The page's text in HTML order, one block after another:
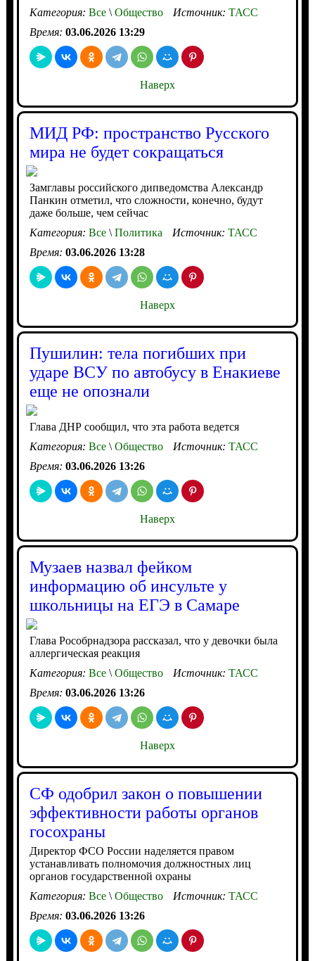
Категория: Все\Общество Источник: ТАСС
Время: 03.06.2026 13:29
Наверх
МИД РФ: пространство Русского
мира не будет сокращаться
Замглавы российского дипведомства Александр
Панкин отметил, что сложности, конечно, будут
даже больше, чем сейчас
Категория: Все\Политика Источник: ТАСС
Время: 03.06.2026 13:28
Наверх
Пушилин: тела погибших при
ударе ВСУ по автобусу в Енакиеве
еще не опознали
Глава ДНР сообщил, что эта работа ведется
Категория: Все\Общество Источник: ТАСС
Время: 03.06.2026 13:26
Наверх
Музаев назвал фейком
информацию об инсульте у
школьницы на ЕГЭ в Самаре
Глава Рособрнадзора рассказал, что у девочки была
аллергическая реакция
Категория: Все\Общество Источник: ТАСС
Время: 03.06.2026 13:26
Наверх
СФ одобрил закон о повышении
эффективности работы органов
госохраны
Директор ФСО России наделяется правом
устанавливать полномочия должностных лиц
органов государственной охраны
Категория: Все\Общество Источник: ТАСС
Время: 03.06.2026 13:26